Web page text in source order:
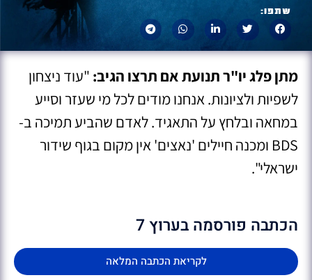
שתפו:
מתן פלג יו"ר תנועת אם תרצו הגיב: "עוד ניצחון
לשפיות ולציונות. אנחנו מודים לכל מי שעזר וסייע
במחאה ובלחץ על התאגיד. לאדם שהביע תמיכה ב-
BDS ומכנה חיילים 'נאצים' אין מקום בגוף שידור
ישראלי".
הכתבה פורסמה בערוץ 7
לקריאת הכתבה המלאה